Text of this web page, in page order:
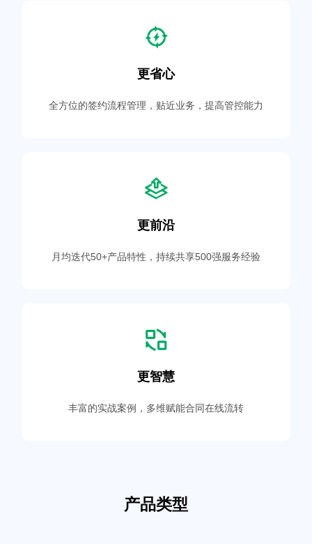
更省心
全方位的签约流程管理，贴近业务，提高管控能力
更前沿
月均迭代50+产品特性，持续共享500强服务经验
更智慧
丰富的实战案例，多维赋能合同在线流转
产品类型